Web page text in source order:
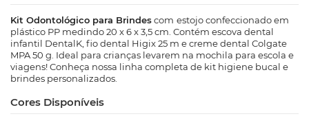
Kit Odontológico para Brindescom estojo confeccionado em
plástico PP medindo 20 x 6 x 3,5 cm. Contém escova dental
infantil DentalK, fio dental Higix 25 m e creme dental Colgate
MPA 50 g. Ideal para crianças levarem na mochila para escola e
viagens! Conheça nossa linha completa de kit higiene bucal e
brindes personalizados.
Cores Disponíveis